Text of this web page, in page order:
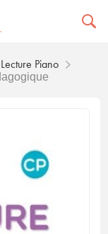
Lecture Piano